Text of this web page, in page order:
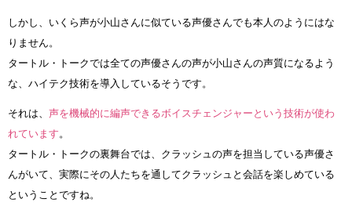
しかし、いくら声が小山さんに似ている声優さんでも本人のようにはな
りません。
タートル・トークでは全ての声優さんの声が小山さんの声質になるよう
な、ハイテク技術を導入しているそうです。
それは、 声を機械的に編声できるボイスチェンジャーという技術が使わ
れています。
タートル・トークの裏舞台では、クラッシュの声を担当している声優さ
んがいて、実際にその人たちを通してクラッシュと会話を楽しめている
ということですね。